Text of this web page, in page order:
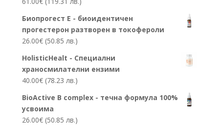
Биопрогест Е - биоидентичен
прогестерон разтворен в токофероли
26.00€ (50.85 лв.)
HolisticHealt - Специални
храносмилателни ензими
40.00€ (78.23 лв.)
BioActive B complex - течна формула 100%
усвоима
26.00€ (50.85 лв.)